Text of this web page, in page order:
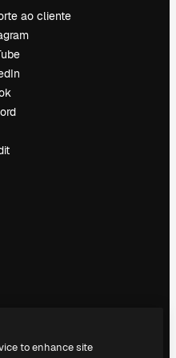
ao cliente
to enhance site